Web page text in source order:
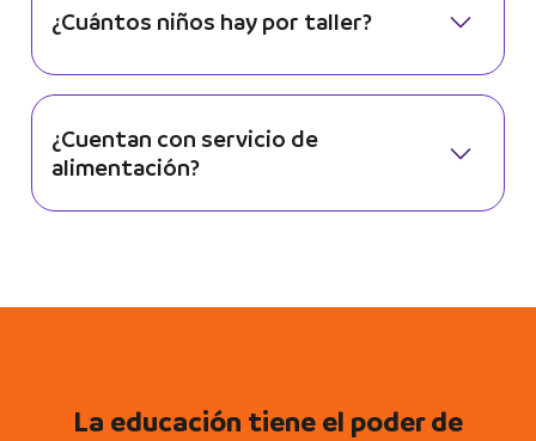
¿Cuántos niños hay por taller?
¿Cuentan con servicio de
alimentación?
La educación tiene el poder de